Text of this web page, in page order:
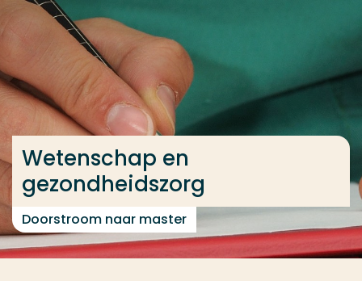
Ga direct naar de content
... > Zorginnovatie
Wetenschap en
gezondheidszorg
Doorstroom naar master
Veel gezocht
Opleiding
Contact